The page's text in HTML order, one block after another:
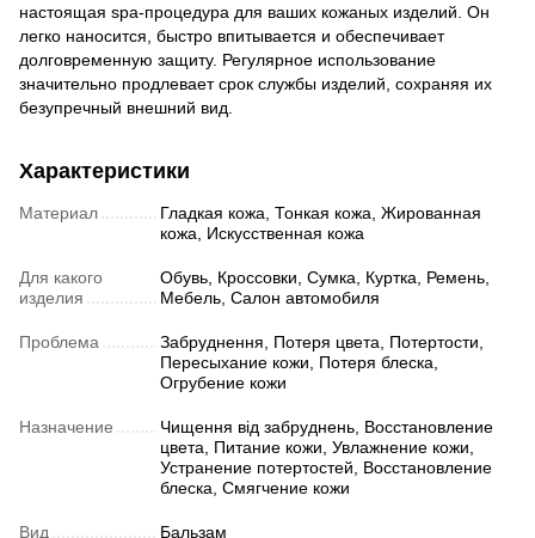
настоящая spa-процедура для ваших кожаных изделий. Он
легко наносится, быстро впитывается и обеспечивает
долговременную защиту. Регулярное использование
значительно продлевает срок службы изделий, сохраняя их
безупречный внешний вид.
Характеристики
Материал
Гладкая кожа, Тонкая кожа, Жированная
кожа, Искусственная кожа
Для какого
изделия
Обувь, Кроссовки, Сумка, Куртка, Ремень,
Мебель, Салон автомобиля
Проблема
Забруднення, Потеря цвета, Потертости,
Пересыхание кожи, Потеря блеска,
Огрубение кожи
Назначение
Чищення від забруднень, Восстановление
цвета, Питание кожи, Увлажнение кожи,
Устранение потертостей, Восстановление
блеска, Смягчение кожи
Вид Бальзам